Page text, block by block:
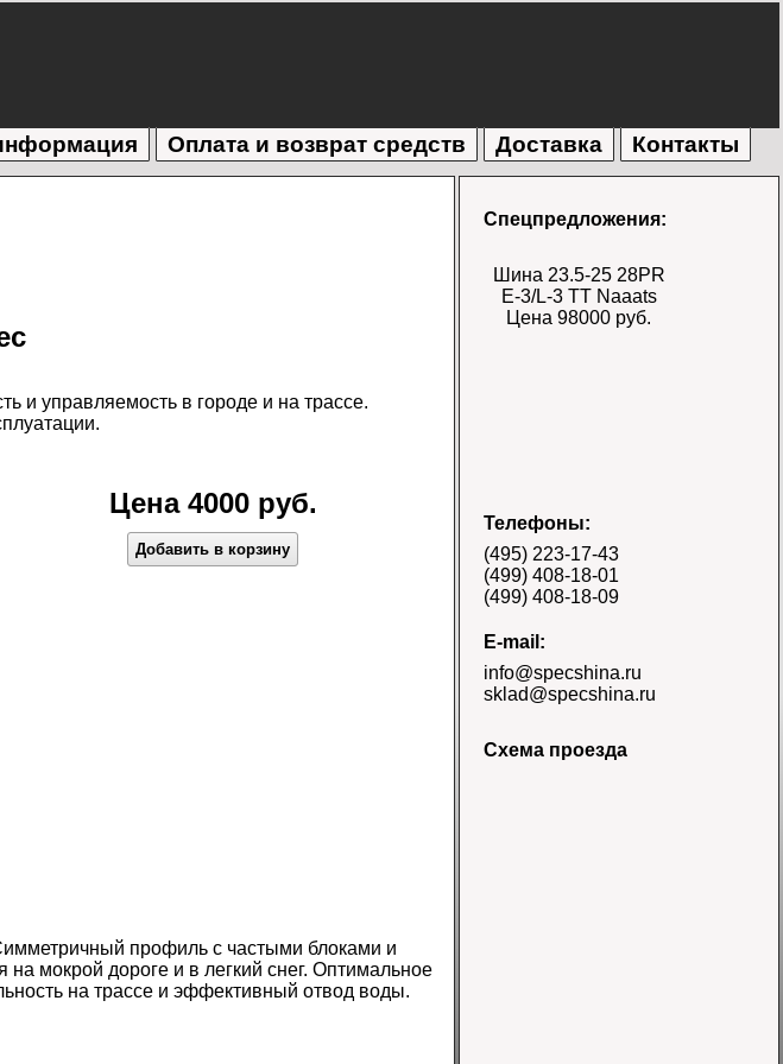
Оплата и возврат средств Доставка Контакты
и управляемость в городе и на трассе.
Цена 4000 руб.
Добавить в корзину
профиль с частыми блоками и
мокрой дороге и в легкий снег. Оптимальное
на трассе и эффективный отвод воды.
Спецпредложения:
Шина 23.5-25 28PR
E-3/L-3 TT Naaats
Цена 98000 руб.
Шина 17.5-25 28PR
E-3/L-3 TT Naaats
Цена 48000 руб.
Шина 18.4-26 12PR
Телефоны:
(495) 223-17-43
(499) 408-18-01
(499) 408-18-09
E-mail:
info@specshina.ru
sklad@specshina.ru
Схема проезда